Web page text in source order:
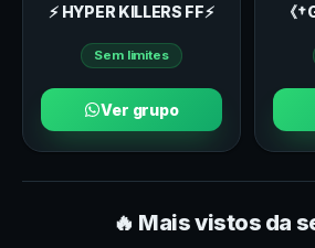
⚡ HYPER KILLERS FF⚡
Sem limites
Ver grupo
《
🔥 Mais vistos da